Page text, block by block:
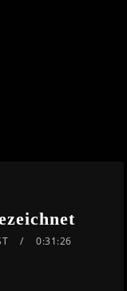
0:31:26